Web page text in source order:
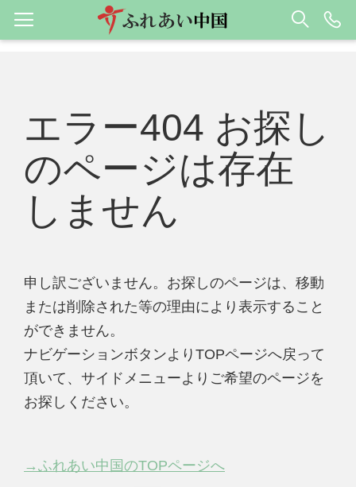
エラー404 お探し
のページは存在
しません
申し訳ございません。お探しのページは、移動
または削除された等の理由により表示すること
ができません。
ナビゲーションボタンよりTOPページへ戻って
頂いて、サイドメニューよりご希望のページを
お探しください。
→ふれあい中国のTOPページへ